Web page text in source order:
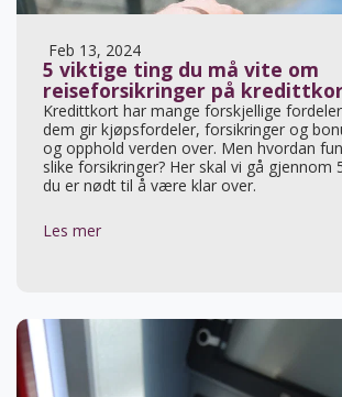
Feb 13, 2024
5 viktige ting du må vite om
reiseforsikringer på
Kredittkort har mange forskjellige
dem gir kjøpsfordeler, forsikringer og
og opphold verden over. Men hvordan
slike forsikringer? Her skal vi gå gjennom
du er nødt til å være klar over.
Les mer